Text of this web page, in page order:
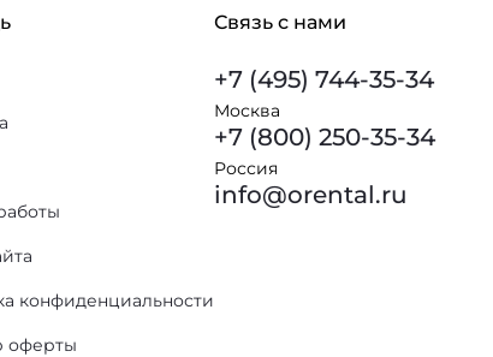
конфиденциальности
оферты
Связь с нами
+7 (495) 744-35-34
Москва
+7 (800) 250-35-34
Россия
info@orental.ru